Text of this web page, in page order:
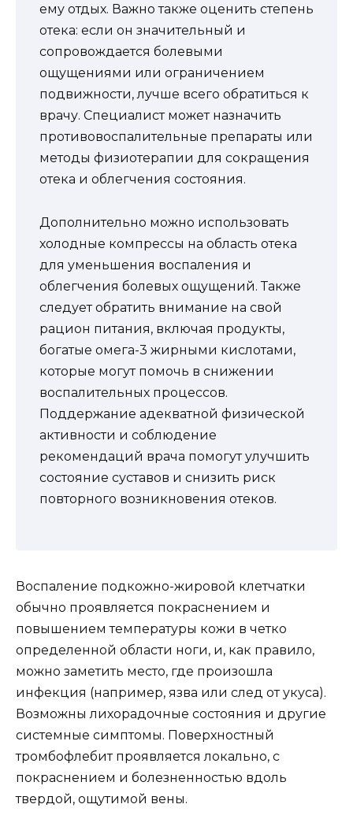
ему отдых. Важно также оценить степень
отека: если он значительный и
сопровождается болевыми
ощущениями или ограничением
подвижности, лучше всего обратиться к
врачу. Специалист может назначить
противовоспалительные препараты или
методы физиотерапии для сокращения
отека и облегчения состояния.
Дополнительно можно использовать
холодные компрессы на область отека
для уменьшения воспаления и
облегчения болевых ощущений. Также
следует обратить внимание на свой
рацион питания, включая продукты,
богатые омега-3 жирными кислотами,
которые могут помочь в снижении
воспалительных процессов.
Поддержание адекватной физической
активности и соблюдение
рекомендаций врача помогут улучшить
состояние суставов и снизить риск
повторного возникновения отеков.
Воспаление подкожно-жировой клетчатки
обычно проявляется покраснением и
повышением температуры кожи в четко
определенной области ноги, и, как правило,
можно заметить место, где произошла
инфекция (например, язва или след от укуса).
Возможны лихорадочные состояния и другие
системные симптомы. Поверхностный
тромбофлебит проявляется локально, с
покраснением и болезненностью вдоль
твердой, ощутимой вены.